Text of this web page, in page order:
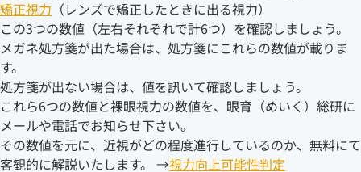
矯正視力 （レンズで矯正したときに出る視力）
この3つの数値（左右それぞれで計6つ）を確認しましょう。
メガネ処方箋が出た場合は、処方箋にこれらの数値が載りま
す。
処方箋が出ない場合は、値を訊いて確認しましょう。
これら6つの数値と裸眼視力の数値を、眼育（めいく）総研に
メールや電話でお知らせ下さい。
その数値を元に、近視がどの程度進行しているのか、無料にて
客観的に解説いたします。 →視力向上可能性判定